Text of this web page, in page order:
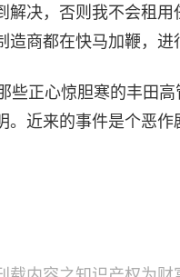
解决，否则我不会租
造商都在快马加鞭，进
正心惊胆寒的丰田高
。近来的事件是个恶